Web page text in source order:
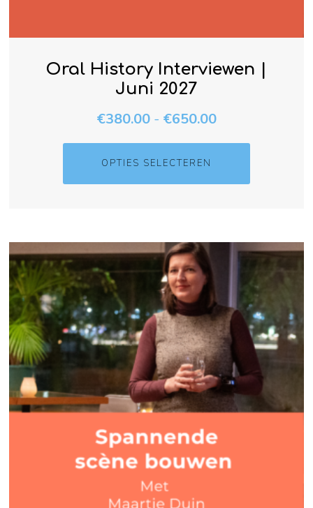
Oral History Interviewen |
Juni 2027
€380.00 - €650.00
OPTIES SELECTEREN